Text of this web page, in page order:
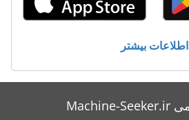
اطلاعات بیشتر